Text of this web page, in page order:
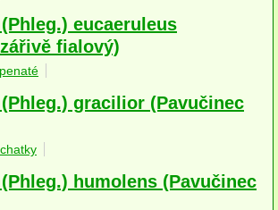
eucaeruleus
fialový)
gracilior (Pavučinec
humolens (Pavučinec